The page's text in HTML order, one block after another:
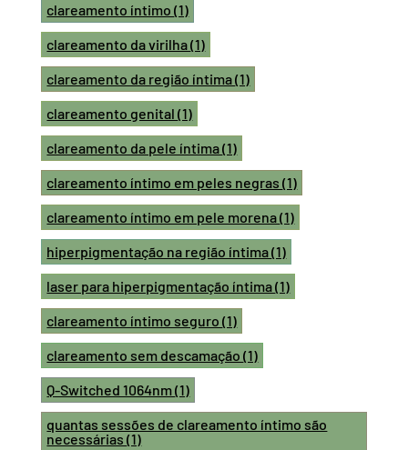
clareamento íntimo(1)
clareamento da virilha(1)
clareamento da região íntima(1)
clareamento genital(1)
clareamento da pele íntima(1)
clareamento íntimo em peles negras(1)
clareamento íntimo em pele morena(1)
hiperpigmentação na região íntima(1)
laser para hiperpigmentação íntima(1)
clareamento íntimo seguro(1)
clareamento sem descamação(1)
Q-Switched 1064nm(1)
quantas sessões de clareamento íntimo são
necessárias(1)